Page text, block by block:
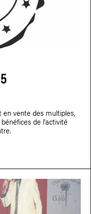
vente des multiples,
de l'activité